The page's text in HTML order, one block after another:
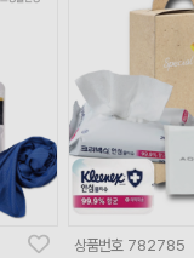
상품번호 782785